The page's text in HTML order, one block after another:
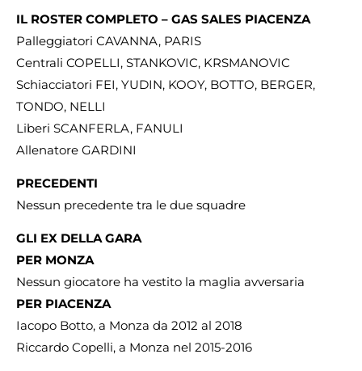
IL ROSTER COMPLETO – GAS SALES PIACENZA
Palleggiatori CAVANNA, PARIS
Centrali COPELLI, STANKOVIC, KRSMANOVIC
Schiacciatori FEI, YUDIN, KOOY, BOTTO, BERGER,
TONDO, NELLI
Liberi SCANFERLA, FANULI
Allenatore GARDINI
PRECEDENTI
Nessun precedente tra le due squadre
GLI EX DELLA GARA
PER MONZA
Nessun giocatore ha vestito la maglia avversaria
PER PIACENZA
Iacopo Botto, a Monza da 2012 al 2018
Riccardo Copelli, a Monza nel 2015-2016